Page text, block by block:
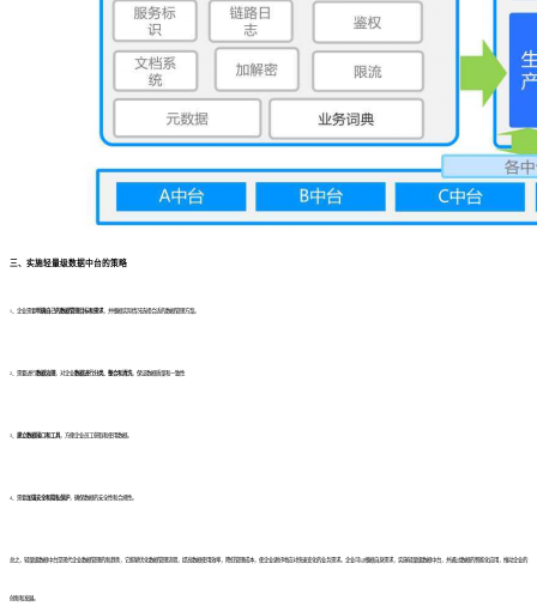
三、实施轻量级数据中台的策略
1、企业需要 明确自己的数据管理目标和需求，并根据实际情况选择合适的数据管理方案。
2、需要进行 数据治理 ，对企业 数据进行分类、整合和清洗 ，保证数据质量和一致性
3、 建立数据接口和工具 ，方便企业员工获取和使用数据。
4、需要加强安全和隐私保护，确保数据的安全性和合规性。
总之，轻量级数据中台是现代企业数据管理的新趋势，它能够优化数据管理流程，提高数据使用效率，降低管理成本，使企业更好地应对快速变化的业务需求。企业可以根据自身需求，实施轻量级数据中台，并通过数据的智能化应用，推动企业的
创新和发展。